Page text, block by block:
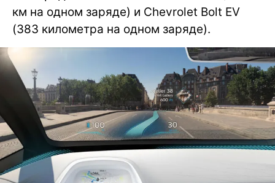
км на одном заряде) и Chevrolet Bolt EV
(383 километра на одном заряде).